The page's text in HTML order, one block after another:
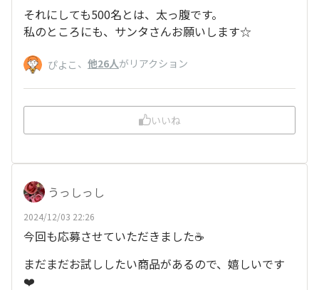
それにしても500名とは、太っ腹です。
私のところにも、サンタさんお願いします☆
ぴよこ 、 他26人がリアクション
いいね
うっしっし
2024/12/03 22:26
今回も応募させていただきました☕️
まだまだお試ししたい商品があるので、嬉しいです
❤️